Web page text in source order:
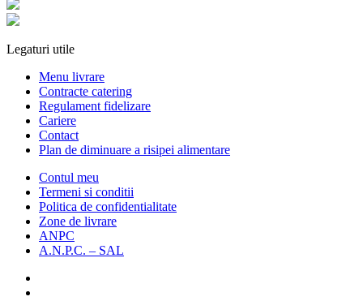
Legaturi utile
Menu livrare
Contracte catering
Regulament fidelizare
Cariere
Contact
Plan de diminuare a risipei alimentare
Contul meu
Termeni si conditii
Politica de confidentialitate
Zone de livrare
ANPC
A.N.P.C. – SAL